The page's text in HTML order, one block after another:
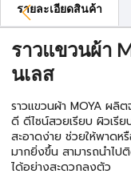
รายละเอียดสินค้า
ราวแขวนผ้า
นเลส
ราวแขวนผ้า MOYA ผลิ
ดี ดีไซน์สวยเรียบ ผิวเรีย
สะอาดง่าย ช่วยให้พาดห
มากยิ่งขึ้น สามารถนำไ
ได้อย่างสะดวกลงตัว